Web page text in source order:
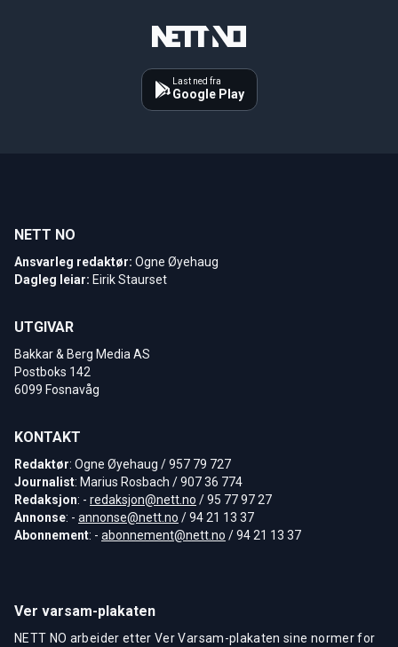
Last ned fra
Google Play
NETT NO
Ansvarleg redaktør: Ogne Øyehaug
Dagleg leiar: Eirik Staurset
UTGIVAR
Bakkar & Berg Media AS
Postboks 142
6099 Fosnavåg
KONTAKT
Redaktør: Ogne Øyehaug / 957 79 727
Journalist: Marius Rosbach / 907 36 774
Redaksjon: - redaksjon@nett.no / 95 77 97 27
Annonse: - annonse@nett.no / 94 21 13 37
Abonnement: - abonnement@nett.no / 94 21 13 37
Ver varsam-plakaten
NETT NO arbeider etter Ver Varsam-plakaten sine normer for